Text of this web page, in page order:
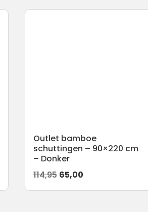
Outlet bamboe
schuttingen – 90×220 cm
– Donker
114,95 Oorspronkelijke
prijs
65,00
prijs